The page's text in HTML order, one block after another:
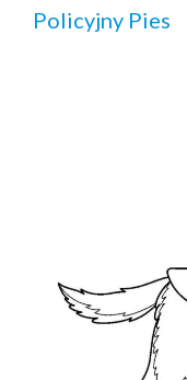
Policyjny Pies